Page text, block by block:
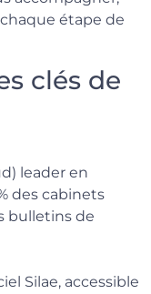
étape de
clés de
leader en
des cabinets
bulletins de
Silae, accessible